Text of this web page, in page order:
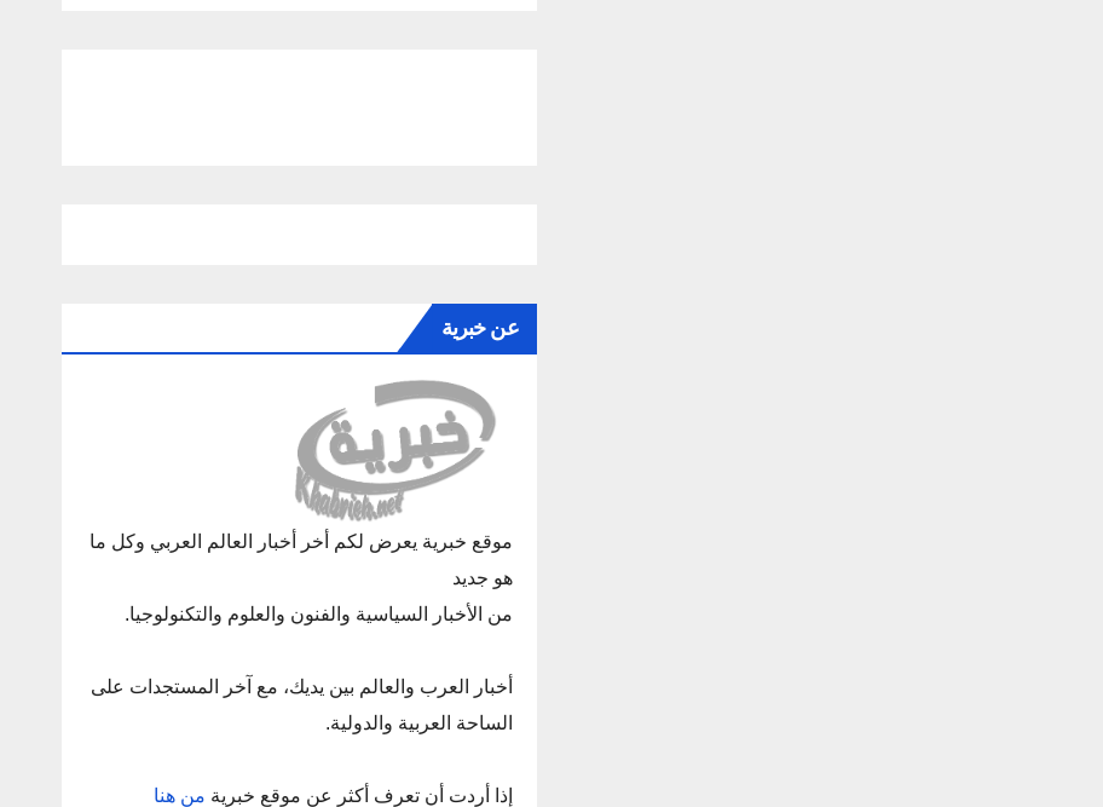
عن خبرية
موقع خبرية يعرض لكم أخر أخبار العالم العربي وكل ما
هو جديد
من الأخبار السياسية والفنون والعلوم والتكنولوجيا.
أخبار العرب والعالم بين يديك، مع آخر المستجدات على
الساحة العربية والدولية.
إذا أردت أن تعرف أكثر عن موقع خبرية من هنا